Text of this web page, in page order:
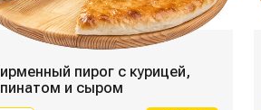
пирог с курицей,
и сыром